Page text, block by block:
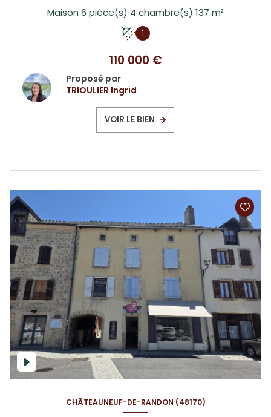
Maison 6 pièce(s) 4 chambre(s) 137 m²
1
110 000 €
Proposé par
TRIOULIER Ingrid
VOIR LE BIEN
CHÂTEAUNEUF-DE-RANDON (48170)